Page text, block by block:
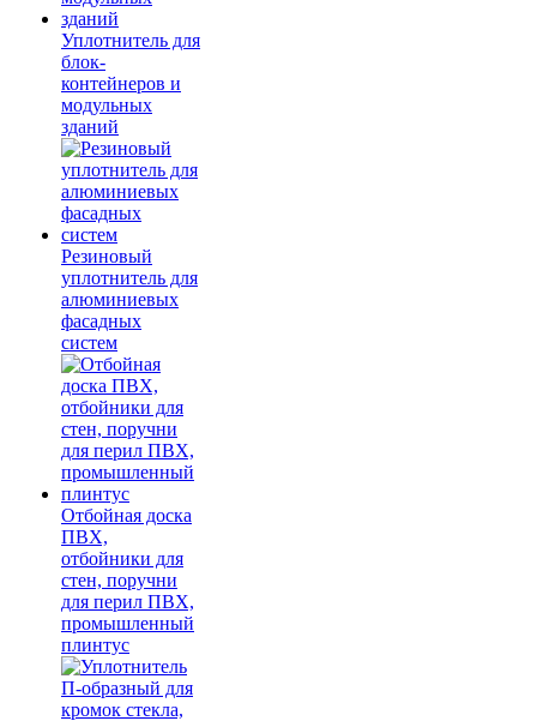
Уплотнитель для
блок-
контейнеров и
модульных
зданий
Резиновый
уплотнитель для
алюминиевых
фасадных
систем
Отбойная доска
ПВХ,
отбойники для
стен, поручни
для перил ПВХ,
промышленный
плинтус